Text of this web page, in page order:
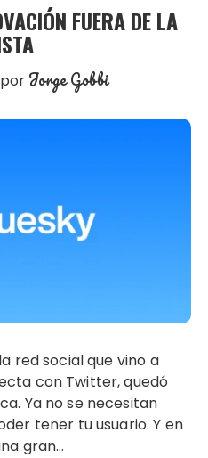
FUERA DE LA
por Jorge Gobbi
con Twitter, quedó
Ya no se necesitan
tener tu usuario. Y en
gran…